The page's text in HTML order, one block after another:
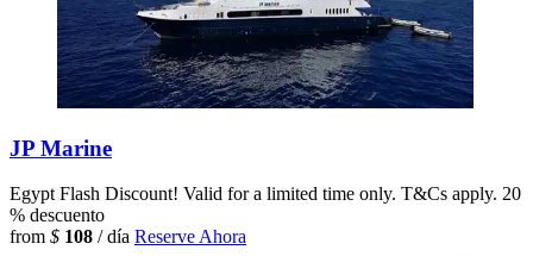
JP Marine
Egypt Flash Discount! Valid for a limited time only. T&Cs apply. 20
% descuento
from $ 108 / día Reserve Ahora